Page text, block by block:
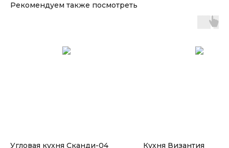
Рекомендуем также посмотреть
Угловая кухня Сканди-04
Кухня Византия